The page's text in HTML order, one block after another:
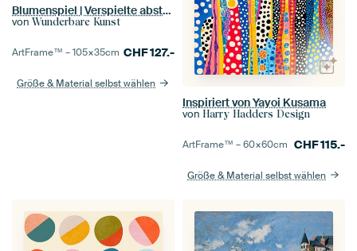
Blumenspiel | Verspielte abstrakte Blumen
von Wunderbare Kunst
ArtFrame™ –105×35cm CHF127.-
Größe & Material selbst wählen
Inspiriert von Yayoi Kusama
von Harry Hadders Design
ArtFrame™ –60×60cm CHF115.-
Größe & Material selbst wählen